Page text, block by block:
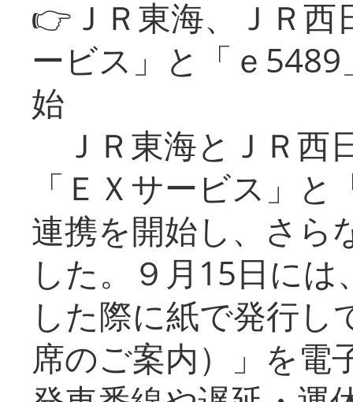
👉ＪＲ東海、ＪＲ
ービス」と「ｅ
始
ＪＲ東海とＪＲ西
「ＥＸサービス」
連携を開始し、さら
した。９月15日に
した際に紙で発行し
席のご案内）」を電